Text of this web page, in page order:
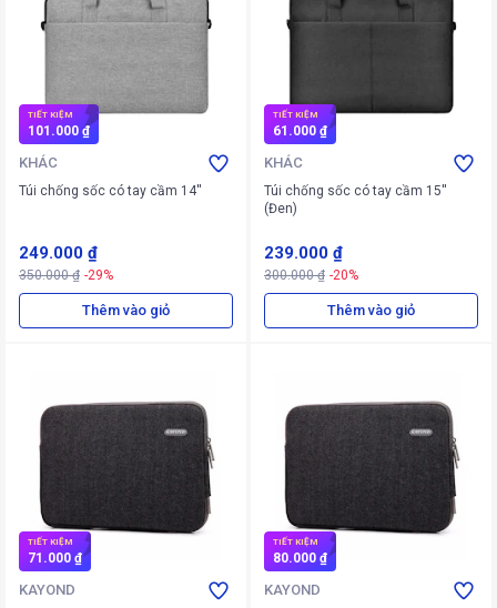
TIẾT KIỆM
101.000 ₫
KHÁC
Túi chống sốc có tay cầm 14''
249.000 ₫
350.000 ₫ -29%
Thêm vào giỏ
TIẾT KIỆM
61.000 ₫
KHÁC
Túi chống sốc có tay cầm 15''
(Đen)
239.000 ₫
300.000 ₫ -20%
Thêm vào giỏ
TIẾT KIỆM
71.000 ₫
KAYOND
TIẾT KIỆM
80.000 ₫
KAYOND